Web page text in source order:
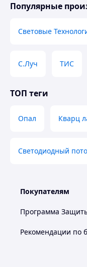
Размеры
Высота
Максимальная
Световой поток
Популярные
Световые
С.Луч ТИС
ТОП теги
Опал Кварц
Светодиодный
Покупателям
Программа
Рекомендации по